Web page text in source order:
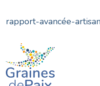
rapport-avancée-